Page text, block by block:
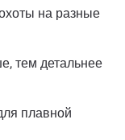
на разные
тем детальнее
плавной